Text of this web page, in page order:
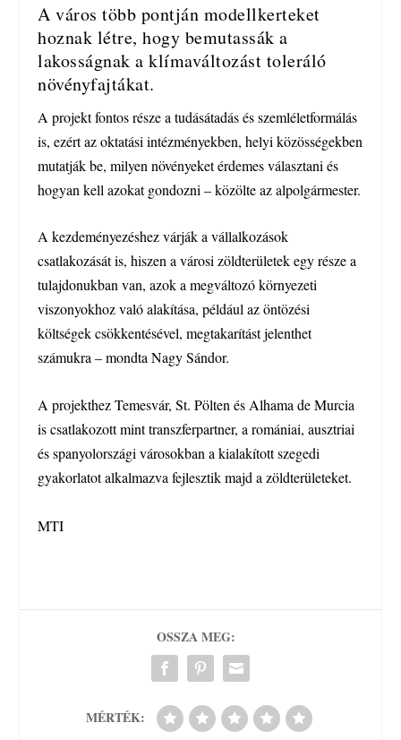
A város több pontján modellkerteket
hoznak létre, hogy bemutassák a
lakosságnak a klímaváltozást toleráló
növényfajtákat.
A projekt fontos része a tudásátadás és szemléletformálás
is, ezért az oktatási intézményekben, helyi közösségekben
mutatják be, milyen növényeket érdemes választani és
hogyan kell azokat gondozni – közölte az alpolgármester.
A kezdeményezéshez várják a vállalkozások
csatlakozását is, hiszen a városi zöldterületek egy része a
tulajdonukban van, azok a megváltozó környezeti
viszonyokhoz való alakítása, például az öntözési
költségek csökkentésével, megtakarítást jelenthet
számukra – mondta Nagy Sándor.
A projekthez Temesvár, St. Pölten és Alhama de Murcia
is csatlakozott mint transzferpartner, a romániai, ausztriai
és spanyolországi városokban a kialakított szegedi
gyakorlatot alkalmazva fejlesztik majd a zöldterületeket.
MTI
OSSZA MEG:
MÉRTÉK: